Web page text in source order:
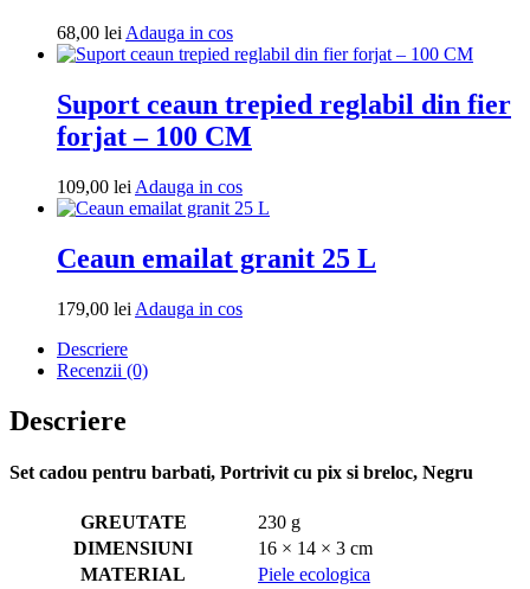
68,00 lei Adauga in cosAdauga
in
Suport ceaun trepied reglabil din fier
forjat – 100 CM
109,00 lei Adauga in cosAdauga
in
Ceaun emailat granit 25 L
179,00 lei Adauga in cosAdauga
Descriere
Recenzii (0)
Descriere
Set cadou pentru barbati, Portrivit cu pix si breloc, Negru
GREUTATE
230 g
DIMENSIUNI
16 × 14 × 3 cm
MATERIAL
Piele ecologica